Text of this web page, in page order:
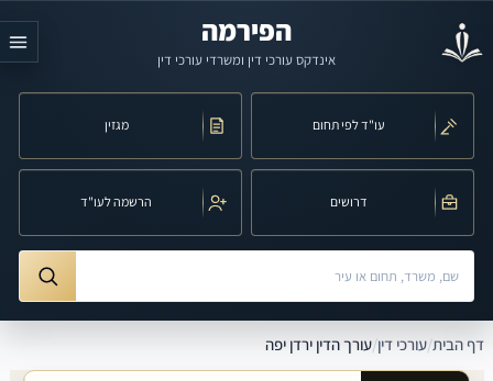
הפירמה
אינדקס עורכי דין ומשרדי עורכי דין
עו"ד לפי תחום מגזין
דרושים הרשמה לעו"ד
חיפוש לפי שם, משרד, תחום משפט או עיר
דף הבית/עורכי דין/עורך הדין ירדן יפה